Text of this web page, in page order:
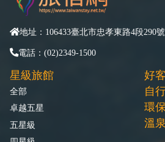
地址：106433臺北市忠孝東路4段290
電話：(02)2349-1500
星級旅館
全部
卓越五星
五星級
好
自
環
溫